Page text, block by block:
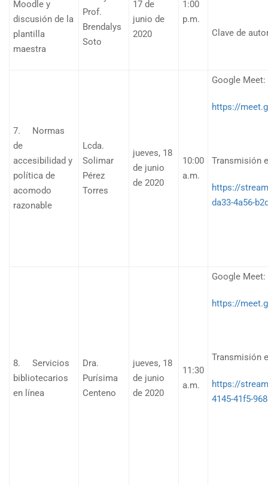
Moodle y
discusión de la
plantilla
maestra
Prof.
Brendalys
Soto
17 de
junio de
2020
1:00
p.m.
Clave de
7. Normas
de
accesibilidad y
política de
acomodo
razonable
Lcda.
Solimar
Pérez
Torres
jueves, 18
de junio
de 2020
10:00
a.m.
Google Meet:
https://
Transmisión
https://
da33-4a56-
8. Servicios
bibliotecarios
en línea
Dra.
Purísima
Centeno
jueves, 18
de junio
de 2020
11:30
a.m.
Google Meet:
https://
Transmisión
https://
4145-41f5-